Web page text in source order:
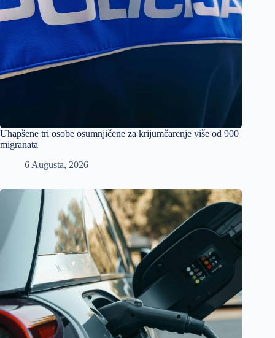
Uhapšene tri osobe osumnjičene za krijumčarenje više od 900
migranata
6 Augusta, 2026